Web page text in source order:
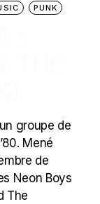
PUNK
groupe de
Mené
de
Neon Boys
The